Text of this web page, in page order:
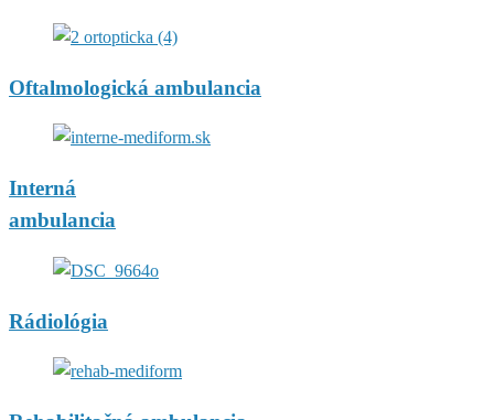
Oftalmologická ambulancia
Interná
ambulancia
Rádiológia